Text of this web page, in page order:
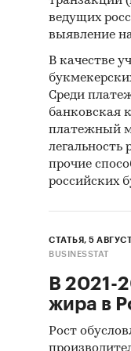
ведущих
выявление
В качестве
Среди
банковская
платежный
легальность
прочие
российских
СТАТЬЯ, 5
BUSINESSTAT
В 2021-
жира в
Рост